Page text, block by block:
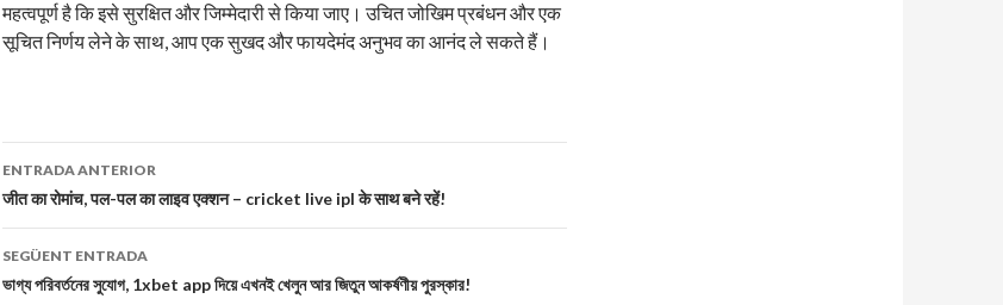
महत्वपूर्ण है कि इसे सुरक्षित और जिम्मेदारी से किया जाए। उचित जोखिम प्रबंधन और एक
सूचित निर्णय लेने के साथ, आप एक सुखद और फायदेमंद अनुभव का आनंद ले सकते हैं।
Navegació
per
les
entrades
ENTRADA ANTERIOR
जीत का रोमांच, पल-पल का लाइव एक्शन – cricket live ipl के साथ बने रहें!
SEGÜENT ENTRADA
ভাগ্য পরিবর্তনের সুযোগ, 1xbet app দিয়ে এখনই খেলুন আর জিতুন আকর্ষণীয় পুরস্কার!